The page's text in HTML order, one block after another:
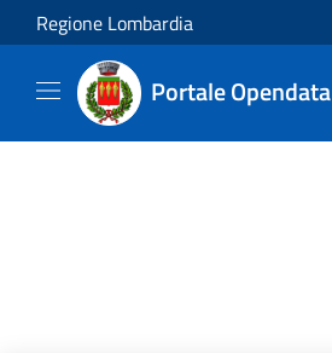
Salta al contenuto principale
Regione Lombardia
Portale Opendata